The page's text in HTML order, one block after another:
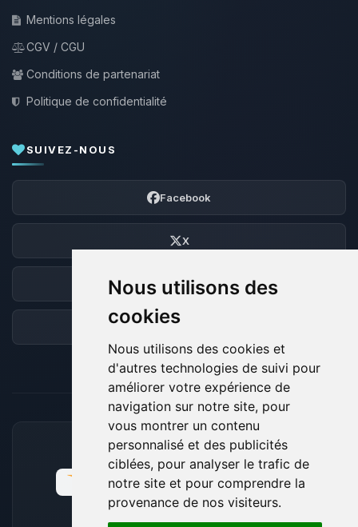
Nous utilisons des
cookies
Nous utilisons des cookies et
d'autres technologies de suivi pour
améliorer votre expérience de
navigation sur notre site, pour
vous montrer un contenu
personnalisé et des publicités
ciblées, pour analyser le trafic de
notre site et pour comprendre la
provenance de nos visiteurs.
Mentions légales
CGV / CGU
Conditions de partenariat
Politique de confidentialité
SUIVEZ-NOUS
Facebook
X
Discord
Forum
MOYENS DE PAIEMENT ACCEPTÉS